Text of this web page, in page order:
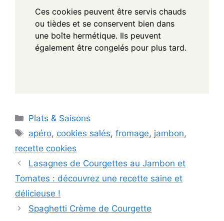
Ces cookies peuvent être servis chauds
ou tièdes et se conservent bien dans
une boîte hermétique. Ils peuvent
également être congelés pour plus tard.
Categories
Plats & Saisons
Tags
apéro, cookies salés,fromage, jambon,
recette cookies
Lasagnes de Courgettes au Jambon et
Tomates : découvrez une recette saine et
délicieuse !
Spaghetti Crème de Courgette